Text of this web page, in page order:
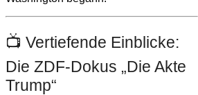
📺 Vertiefende Einblicke:
Die ZDF-Dokus „Die Akte
Trump“